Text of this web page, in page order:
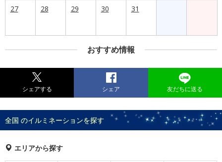
27 28 29 30 31
おすすめ情報
シェアする シェア 友だちに送る
全国 のイルミネーションを探す
エリアから探す